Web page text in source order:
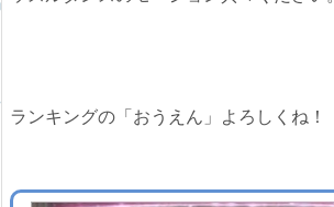
ランキングの「おうえん」よろしくね！